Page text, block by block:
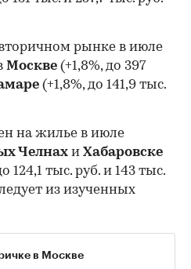
рынке в июле
Москве (+1,8%, до 397
(+1,8%, до 141,9 тыс.
на жилье в июле
Челнах и Хабаровске
тыс. руб. и 143 тыс.
из изученных
в Москве